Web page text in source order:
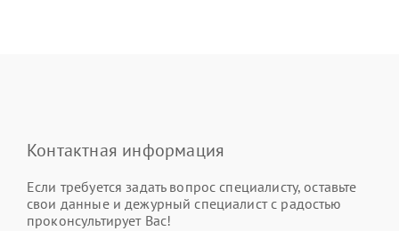
Контактная информация
Если требуется задать вопрос специалисту, оставьте
свои данные и дежурный специалист с радостью
проконсультирует Вас!